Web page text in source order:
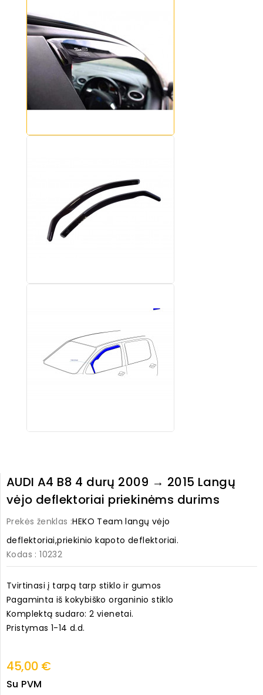
AUDI A4 B8 4 durų 2009 → 2015 Langų
vėjo deflektoriai priekinėms durims
Prekės ženklas :HEKO Team langų vėjo
deflektoriai,priekinio kapoto deflektoriai.
Kodas : 10232
Tvirtinasi į tarpą tarp stiklo ir gumos
Pagaminta iš kokybiško organinio stiklo
Komplektą sudaro: 2 vienetai.
Pristymas 1-14 d.d.
45,00 €
Su PVM